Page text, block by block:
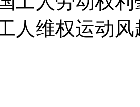
人维权运动